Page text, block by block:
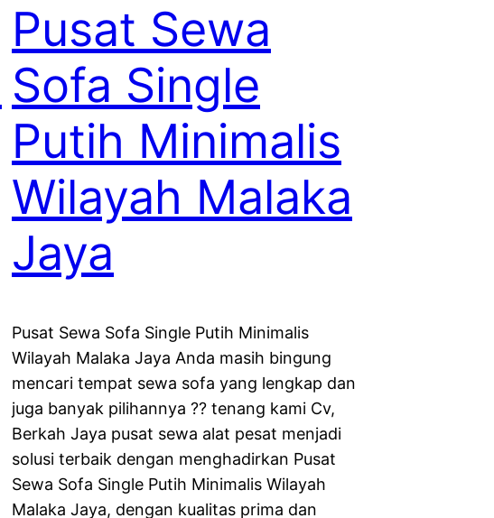
Pusat Sewa
Sofa Single
Putih Minimalis
Wilayah Malaka
Jaya
Pusat Sewa Sofa Single Putih Minimalis
Wilayah Malaka Jaya Anda masih bingung
mencari tempat sewa sofa yang lengkap dan
juga banyak pilihannya ?? tenang kami Cv,
Berkah Jaya pusat sewa alat pesat menjadi
solusi terbaik dengan menghadirkan Pusat
Sewa Sofa Single Putih Minimalis Wilayah
Malaka Jaya, dengan kualitas prima dan